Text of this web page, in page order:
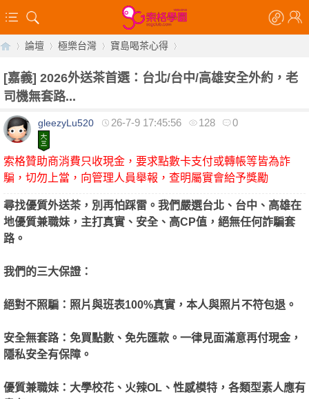
索
格
»
論壇
›
極樂台灣 寶島喝茶心得
[嘉義] 2026外送茶首選：台北/台中/高雄安全外約，老
司機無套路...
gleezyLu520 26-7-9 17:45:56 128 0
索格贊助商消費只收現金，要求點數卡支付或轉帳等皆為詐
騙，切勿上當，向管理人員舉報，查明屬實會給予獎勵
尋找優質外送茶，別再怕踩雷。我們嚴選台北、台中、高雄在
地優質兼職妹，主打真實、安全、高CP值，絕無任何詐騙套
路。
我們的三大保證：
絕對不照騙：照片與班表100%真實，本人與照片不符包退。
安全無套路：免買點數、免先匯款。一律見面滿意再付現金，
隱私安全有保障。
優質兼職妹：大學校花、火辣OL、性感模特，各類型素人應有